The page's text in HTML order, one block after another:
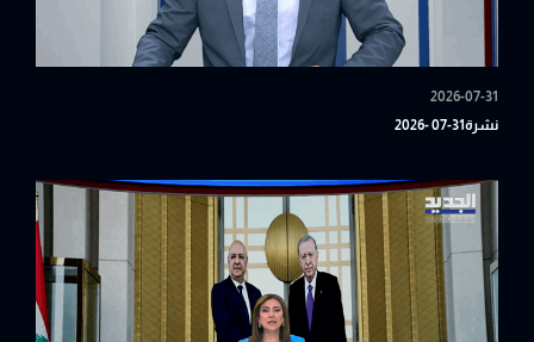
2026-07-31
نشرة31-07 -2026